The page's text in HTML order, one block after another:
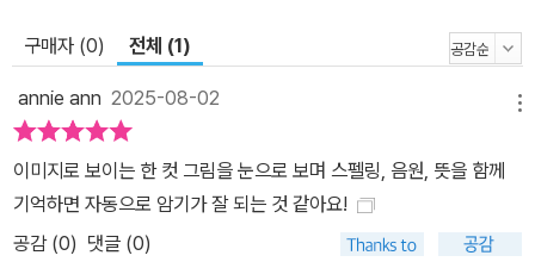
구매자 (0) 전체 (1)
annie ann 2025-08-02
이미지로 보이는 한 컷 그림을 눈으로 보며 스펠링, 음원, 뜻을 함께
기억하면 자동으로 암기가 잘 되는 것 같아요!
공감 (0) 댓글 (0)